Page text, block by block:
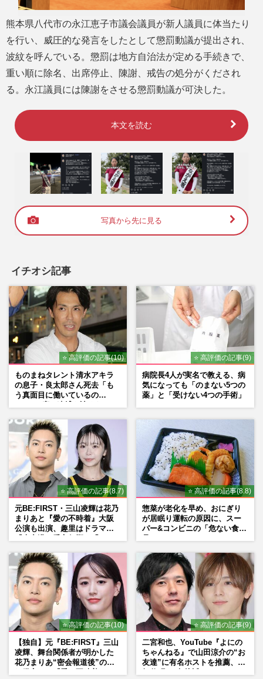
熊本県八代市の永江恵子市議会議員が新人議員に体当たり
を行い、威圧的な発言をしたとして懲罰動議が提出され、
波紋を呼んでいる。懲罰は地方自治法が定める手続きで、
重い順に除名、出席停止、陳謝、戒告の処分がくだされ
る。永江議員には陳謝をさせる懲罰動議が可決した。
本文を読む
写真から先に見る
イチオシ記事
⭐ 高評価の記事(10)
ものまねタレント清水アキラ
の息子・良太郎さん死去「も
う真面目に働いているの
⭐ 高評価の記事(9)
病院長4人が実名で教える、病
気になっても「のまない5つの
薬」と「受けない4つの手術」
⭐ 高評価の記事(8.7)
元BE:FIRST・三山凌輝は花乃
まりあと『愛の不時着』大阪
公演も出演、趣里はドラマ
⭐ 高評価の記事(8.8)
惣菜が老化を早め、おにぎり
が居眠り運転の原因に、スー
パー&コンビニの「危ない食
⭐ 高評価の記事(10)
【独自】元『BE:FIRST』三山
凌輝、舞台関係者が明かした
花乃まりあ“密会報道後”の呆
⭐ 高評価の記事(9)
二宮和也、YouTube『よにの
ちゃんねる』で山田涼介の“お
友達”に有名ホストを推薦、歌